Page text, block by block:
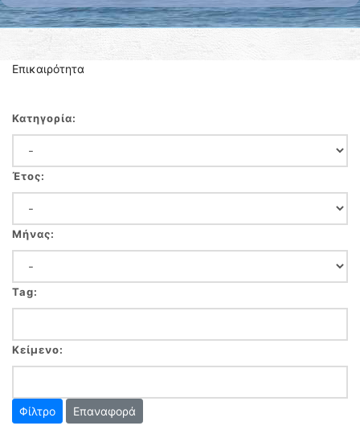
Επικαιρότητα
Κατηγορία:
Έτος:
Μήνας:
Tag:
Κείμενο:
Επαναφορά